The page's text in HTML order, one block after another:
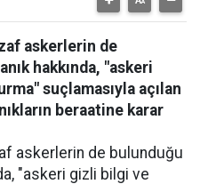
askerlerin de
hakkında, "askeri
suçlamasıyla açılan
beraatine karar
askerlerin de bulunduğu
"askeri gizli bilgi ve